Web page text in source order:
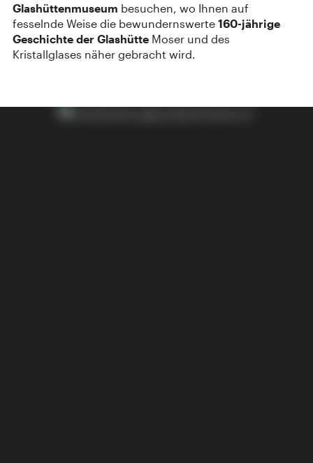
Glashüttenmuseum besuchen, wo Ihnen auf
fesselnde Weise die bewundernswerte 160-jährige
Geschichte der Glashütte Moser und des
Kristallglases näher gebracht wird.